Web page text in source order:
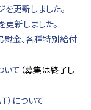
を更新しました。
新しました。
金、各種特別給付
て （募集は終了し
）について